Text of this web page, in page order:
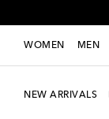
WOMEN MEN
NEW ARRIVALS